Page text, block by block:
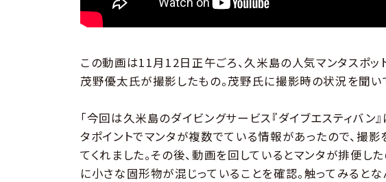
この動画は11月12日正午ごろ、久米島の人気マンタスポッ
茂野優太氏が撮影したもの。茂野氏に撮影時の状況を聞い
「今回は久米島のダイビングサービス『ダイブエスティバン
タポイントでマンタが複数でている情報があったので、撮
てくれました。その後、動画を回しているとマンタが排便し
に小さな固形物が混じっていることを確認。触ってみるとな